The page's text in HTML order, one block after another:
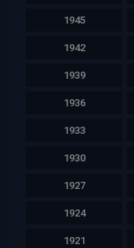
1945
1942
1939
1936
1933
1930
1927
1924
1921